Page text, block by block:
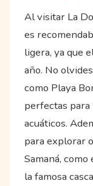
Al visitar La
es
ligera, ya que
año. No
como Playa
perfectas
acuáticos.
para explorar
Samaná,
la famosa